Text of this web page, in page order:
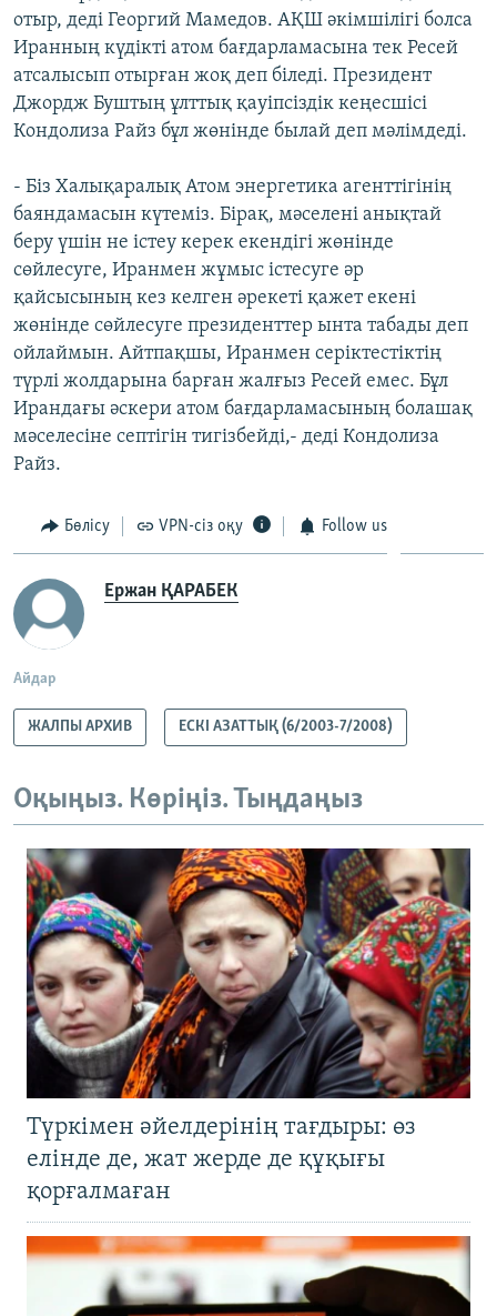
отыр, деді Георгий Мамедов. АҚШ әкімшілігі болса
Иранның күдікті атом бағдарламасына тек Ресей
атсалысып отырған жоқ деп біледі. Президент
Джордж Буштың ұлттық қауіпсіздік кеңесшісі
Кондолиза Райз бұл жөнінде былай деп мәлімдеді.
- Біз Халықаралық Атом энергетика агенттігінің
баяндамасын күтеміз. Бірақ, мәселені анықтай
беру үшін не істеу керек екендігі жөнінде
сөйлесуге, Иранмен жұмыс істесуге әр
қайсысының кез келген әрекеті қажет екені
жөнінде сөйлесуге президенттер ынта табады деп
ойлаймын. Айтпақшы, Иранмен серіктестіктің
түрлі жолдарына барған жалғыз Ресей емес. Бұл
Ирандағы әскери атом бағдарламасының болашақ
мәселесіне септігін тигізбейді,- деді Кондолиза
Райз.
Бөлісу VPN-сіз оқу Follow us
Ержан ҚАРАБЕК
Айдар
ЖАЛПЫ АРХИВ ЕСКІ АЗАТТЫҚ (6/2003-7/2008)
Оқыңыз. Көріңіз. Тыңдаңыз
Түркімен әйелдерінің тағдыры: өз
елінде де, жат жерде де құқығы
қорғалмаған